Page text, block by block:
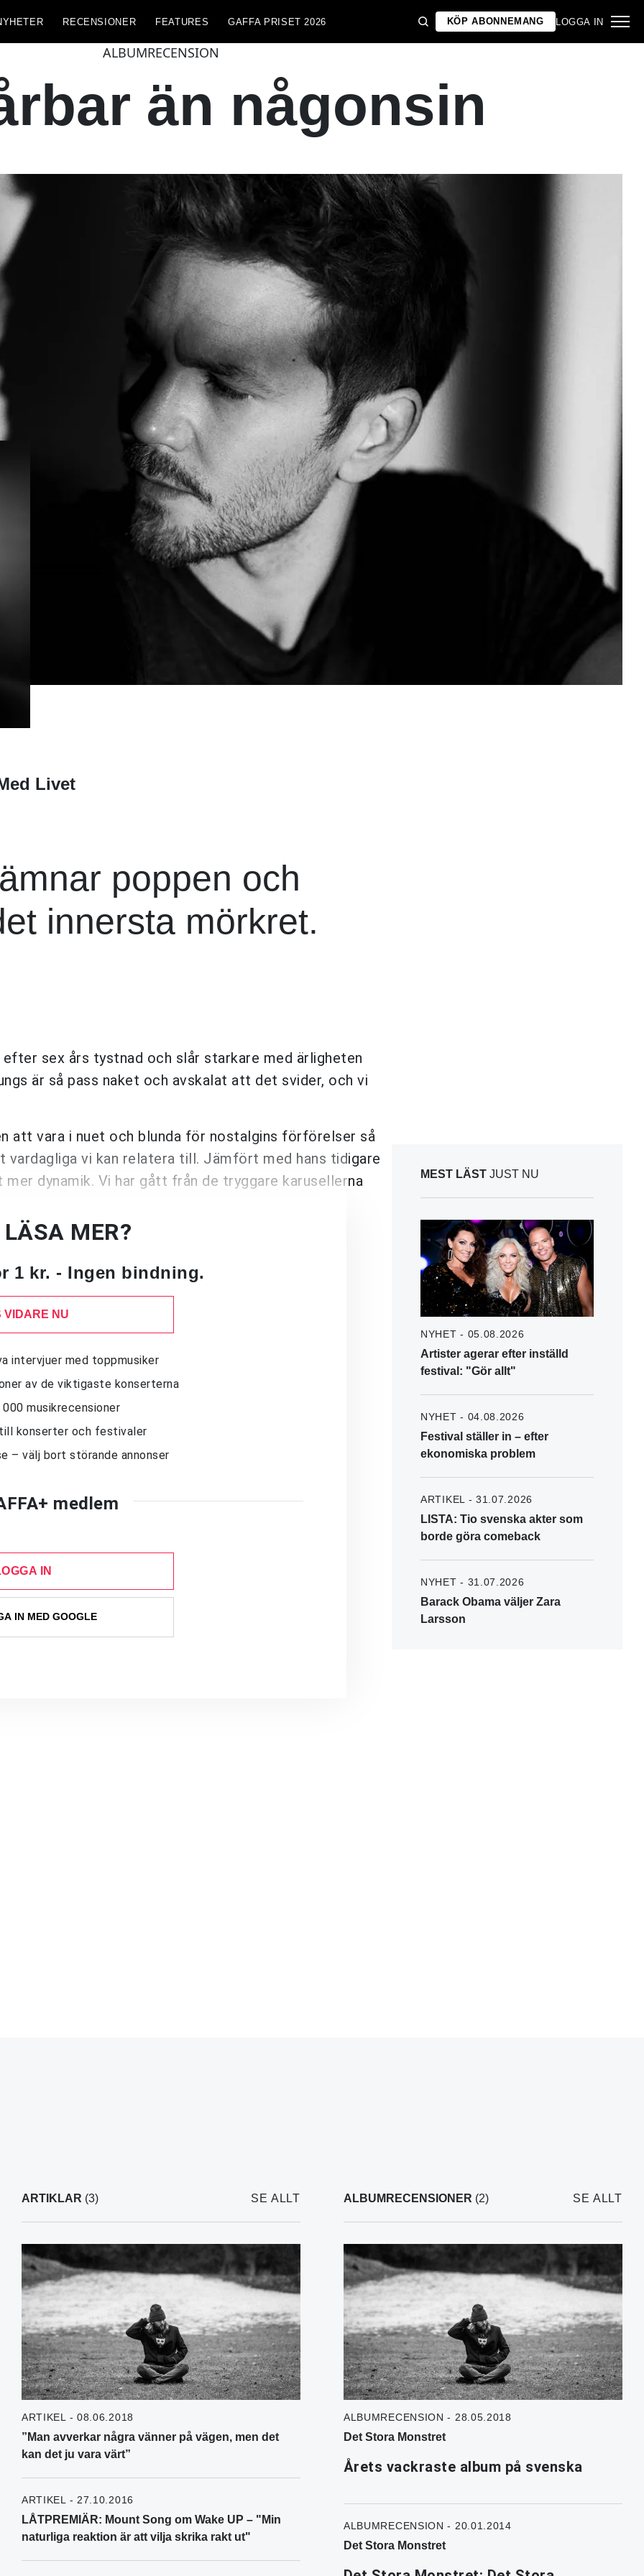
RECENSIONER FEATURES GAFFA PRISET 2026 KÖP ABONNEMANG LOGGA IN
ALBUMRECENSION
än någonsin
Livet
poppen och
innersta mörkret.
sex års tystnad och slår starkare med ärligheten
är så pass naket och avskalat att det svider, och vi
att vara i nuet och blunda för nostalgins förförelser så
vi kan relatera till. Jämfört med hans tidigare
dynamik. Vi har gått från de tryggare karusellerna
MER?
1 kr. - Ingen bindning.
VIDARE NU
intervjuer med toppmusiker
av de viktigaste konserterna
musikrecensioner
konserter och festivaler
– välj bort störande annonser
medlem
IN
IN MED GOOGLE
MEST LÄST JUST NU
NYHET - 05.08.2026
Artister agerar efter inställd
festival: "Gör allt"
NYHET - 04.08.2026
Festival ställer in – efter
ekonomiska problem
ARTIKEL - 31.07.2026
LISTA: Tio svenska akter som
borde göra comeback
NYHET - 31.07.2026
Barack Obama väljer Zara
Larsson
ARTIKLAR (3) SE ALLT
ARTIKEL - 08.06.2018
”Man avverkar några vänner på vägen, men det
kan det ju vara värt”
ARTIKEL - 27.10.2016
LÅTPREMIÄR: Mount Song om Wake UP – "Min
naturliga reaktion är att vilja skrika rakt ut"
ALBUMRECENSIONER (2) SE ALLT
ALBUMRECENSION - 28.05.2018
Det Stora Monstret
Årets vackraste album på svenska
ALBUMRECENSION - 20.01.2014
Det Stora Monstret